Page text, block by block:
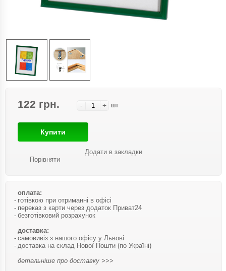
122 грн. - + шт
Купити
Порівняти
Додати в закладки
оплата:
готівкою при отриманні в офісі
переказ з карти через додаток Приват24
безготівковий розрахунок
доставка:
самовивіз з нашого офісу у Львові
доставка на склад Нової Пошти (по Україні)
детальніше про доставку >>>